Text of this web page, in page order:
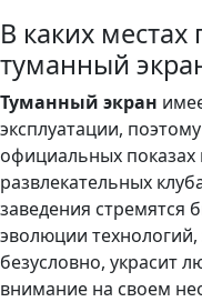
В каких
туманный
Туманный экран
эксплуатации,
официальных показах
развлекательных
заведения стремятся
эволюции
безусловно, украсит
внимание на своем